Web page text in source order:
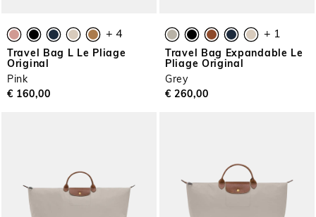
+ 4
Travel Bag L Le Pliage
Original
Pink
€ 160,00
+ 1
Travel Bag Expandable Le
Pliage Original
Grey
€ 260,00